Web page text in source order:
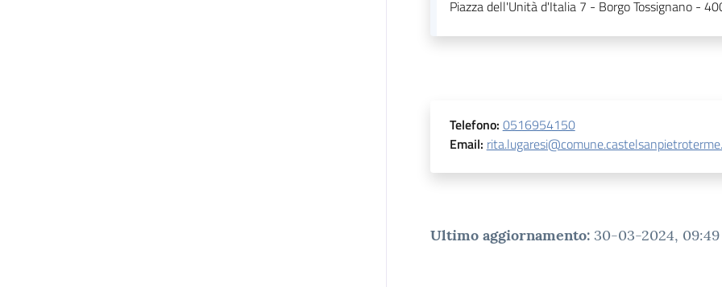
Piazza dell'Unità d'Italia 7 - Borgo Tossignano -
Telefono: 0516954150
Email:
Ultimo aggiornamento: 30-03-2024, 09:49